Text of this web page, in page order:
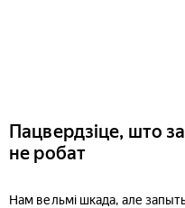
Пацвердзіце, што
не робат
Нам вельмі шкада, але